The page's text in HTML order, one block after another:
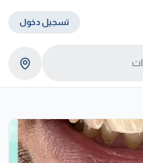
تسجيل دخول